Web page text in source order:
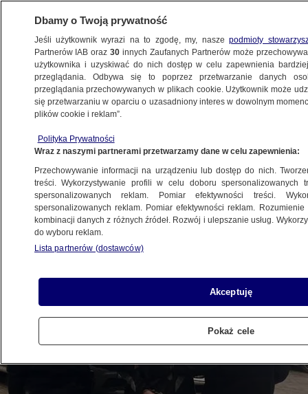
TRÓJMIASTO
radziecki. Na widok policjantów zaczął
uciekać
18.01.2023, 09:36
Udostępnij
Dbamy o Twoją prywatność
Jeśli użytkownik wyrazi na to zgodę, my, naszepodmioty
Partnerów IAB oraz30 innych Zaufanych Partnerów może
użytkownika i uzyskiwać do nich dostęp w celu zapewnienia
przeglądania. Odbywa się to poprzez przetwarzanie danych
przeglądania przechowywanych w plikach cookie. Użytkownik może
się przetwarzaniu w oparciu o uzasadniony interes w dowolnym
plików cookie i reklam”.
Polityka Prywatności
Wraz z naszymi partnerami przetwarzamy dane w celu zapewnienia:
Przechowywanie informacji na urządzeniu lub dostęp do nich.
treści. Wykorzystywanie profili w celu doboru spersonalizowanych
spersonalizowanych reklam. Pomiar efektywności treści.
spersonalizowanych reklam. Pomiar efektywności reklam.
kombinacji danych z różnych źródeł. Rozwój i ulepszanie usług.
do wyboru reklam.
Lista partnerów (dostawców)
Akceptuję
Pokaż cele